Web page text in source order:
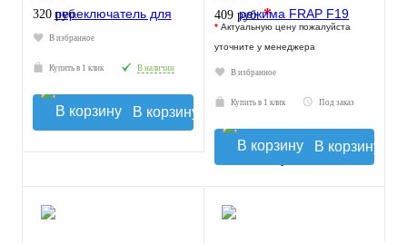
320 руб.
В избранное
Купить в 1 клик В наличии
В корзину
409 руб.*
* Актуальную цену пожалуйста
уточните у менеджера
В избранное
Купить в 1 клик Под заказ
В корзину